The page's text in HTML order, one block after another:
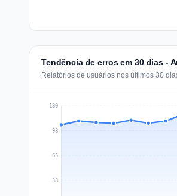
Tendência de erros em 30 dias -
Relatórios de usuários nos últimos 30
33
65
98
130